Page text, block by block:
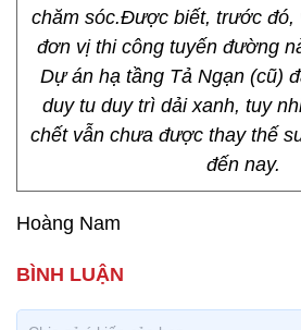
chăm sóc.Được biết, trước đó,
đơn vị thi công tuyến đường
Dự án hạ tầng Tả Ngạn (cũ)
duy tu duy trì dải xanh, tuy
chết vẫn chưa được thay thế
đến nay.
Hoàng Nam